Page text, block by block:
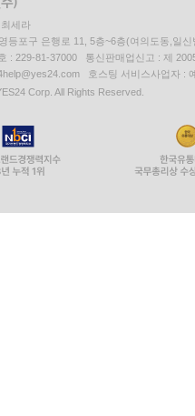
세라
등포구 은행로 11, 5층~6층(여의도동,일신
: 229-81-37000 통신판매업신고 : 제
호스팅 서비스사업자 :
Corp. All Rights Reserved.